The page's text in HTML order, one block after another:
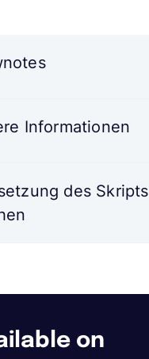
Informationen
des Skripts
on